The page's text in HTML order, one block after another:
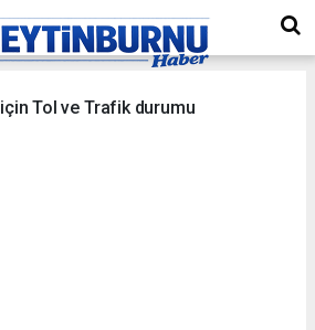
için Tol ve Trafik durumu